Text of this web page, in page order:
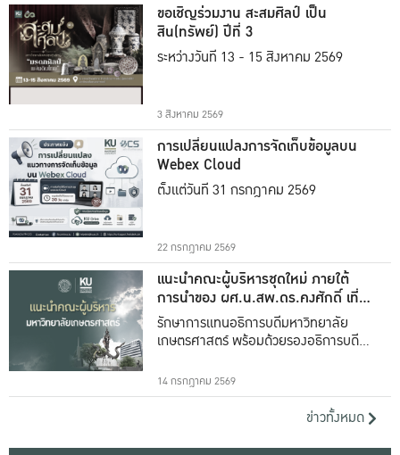
ขอเชิญร่วมงาน สะสมศิลป์ เป็น
สิน(ทรัพย์) ปีที่ 3
ระหว่างวันที่ 13 - 15 สิงหาคม 2569
3 สิงหาคม 2569
การเปลี่ยนแปลงการจัดเก็บข้อมูลบน
Webex Cloud
ตั้งแต่วันที่ 31 กรกฎาคม 2569
22 กรกฎาคม 2569
แนะนำคณะผู้บริหารชุดใหม่ ภายใต้
การนำของ ผศ.น.สพ.ดร.คงศักดิ์ เที่ยง
ธรรม
รักษาการแทนอธิการบดีมหาวิทยาลัย
เกษตรศาสตร์ พร้อมด้วยรองอธิการบดีทั้ง
14 กรกฎาคม 2569
ข่าวทั้งหมด